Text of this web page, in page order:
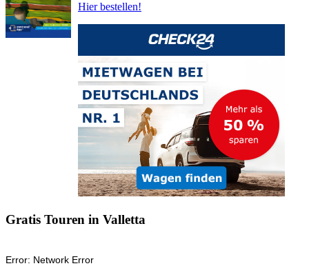
Hier bestellen!
Gratis Touren in Valletta